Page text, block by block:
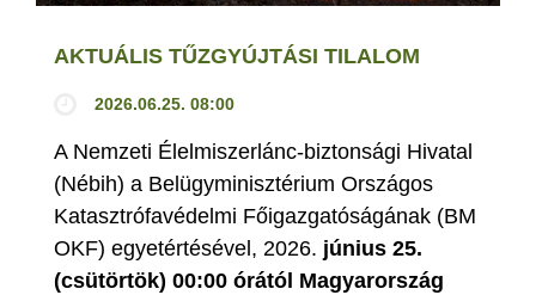
AKTUÁLIS TŰZGYÚJTÁSI TILALOM
2026.06.25. 08:00
A Nemzeti Élelmiszerlánc-biztonsági Hivatal
(Nébih) a Belügyminisztérium Országos
Katasztrófavédelmi Főigazgatóságának (BM
OKF) egyetértésével, 2026. június 25.
(csütörtök) 00:00 órától Magyarország